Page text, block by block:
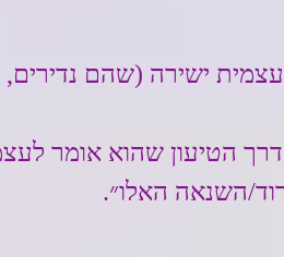
ישירה (שהם נדירים,
הטיעון שהוא אומר
השנאה האלו״.